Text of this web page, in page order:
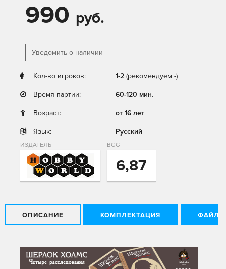
990 руб.
Уведомить о наличии
Кол-во игроков: 1-2 (рекомендуем -)
Время партии: 60-120 мин.
Возраст: от 16 лет
Язык: Русский
ИЗДАТЕЛЬ BGG
6,87
ОПИСАНИЕ КОМПЛЕКТАЦИЯ ФАЙЛЫ